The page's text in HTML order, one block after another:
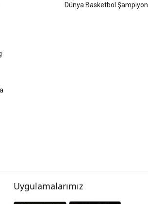
Dünya Basketbol
Uygulamalarımız